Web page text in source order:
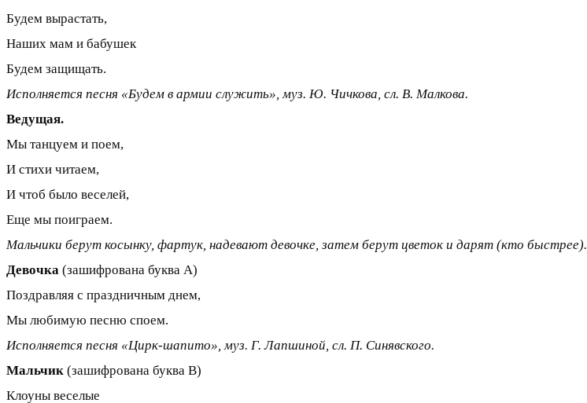
Будем вырастать,
Наших мам и бабушек
Будем защищать.
Исполняется песня «Будем в армии служить», муз. Ю. Чичкова, сл. В. Малкова.
Ведущая.
Мы танцуем и поем,
И стихи читаем,
И чтоб было веселей,
Еще мы поиграем.
Мальчики берут косынку, фартук, надевают девочке, затем берут цветок и дарят (кто быстрее).
Девочка (зашифрована буква А)
Поздравляя с праздничным днем,
Мы любимую песню споем.
Исполняется песня «Цирк-шапито», муз. Г. Лапшиной, сл. П. Синявского.
Мальчик (зашифрована буква В)
Клоуны веселые